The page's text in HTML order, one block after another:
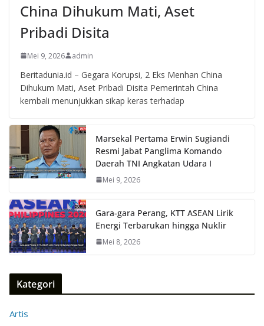
China Dihukum Mati, Aset
Pribadi Disita
Mei 9, 2026 admin
Beritadunia.id – Gegara Korupsi, 2 Eks Menhan China
Dihukum Mati, Aset Pribadi Disita Pemerintah China
kembali menunjukkan sikap keras terhadap
Marsekal Pertama Erwin Sugiandi
Resmi Jabat Panglima Komando
Daerah TNI Angkatan Udara I
Mei 9, 2026
Gara-gara Perang, KTT ASEAN Lirik
Energi Terbarukan hingga Nuklir
Mei 8, 2026
Kategori
Artis